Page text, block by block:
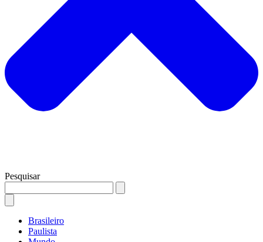
Pesquisar
Brasileiro
Paulista